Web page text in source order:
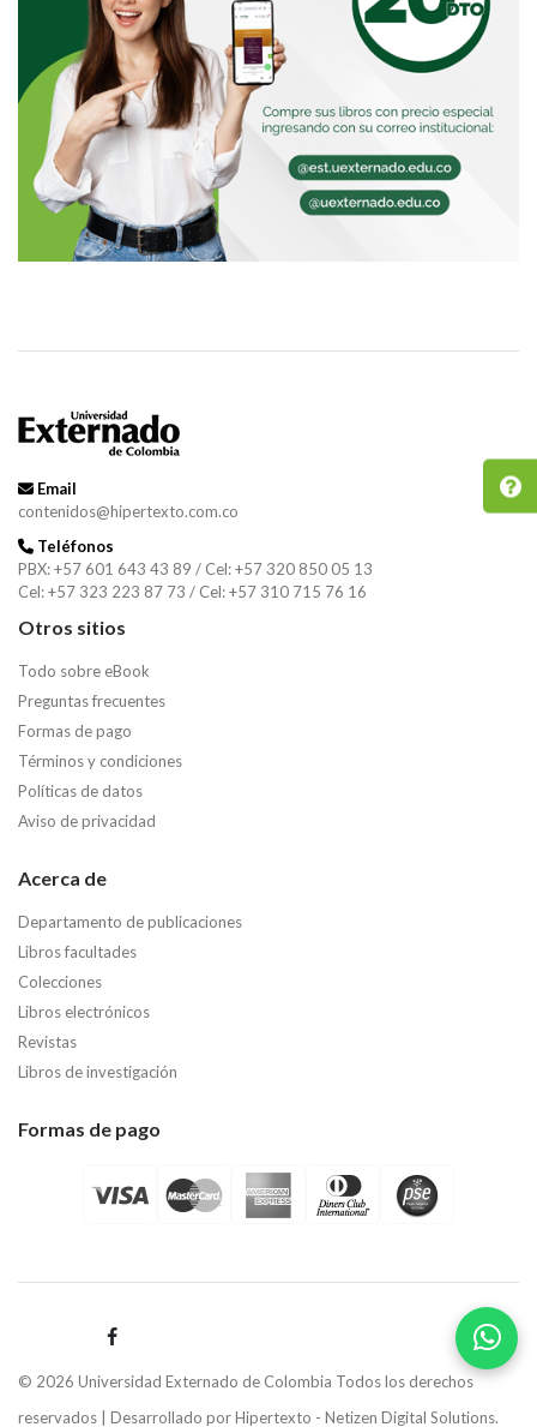
Email
contenidos@hipertexto.com.co
Teléfonos
PBX: +57 601 643 43 89 / Cel: +57 320 850 05 13
Cel: +57 323 223 87 73 / Cel: +57 310 715 76 16
Otros sitios
Todo sobre eBook
Preguntas frecuentes
Formas de pago
Términos y condiciones
Políticas de datos
Aviso de privacidad
Acerca de
Departamento de publicaciones
Libros facultades
Colecciones
Libros electrónicos
Revistas
Libros de investigación
Formas de pago
© 2026 Universidad Externado de Colombia Todos los derechos
reservados | Desarrollado porHipertexto - Netizen Digital Solutions.